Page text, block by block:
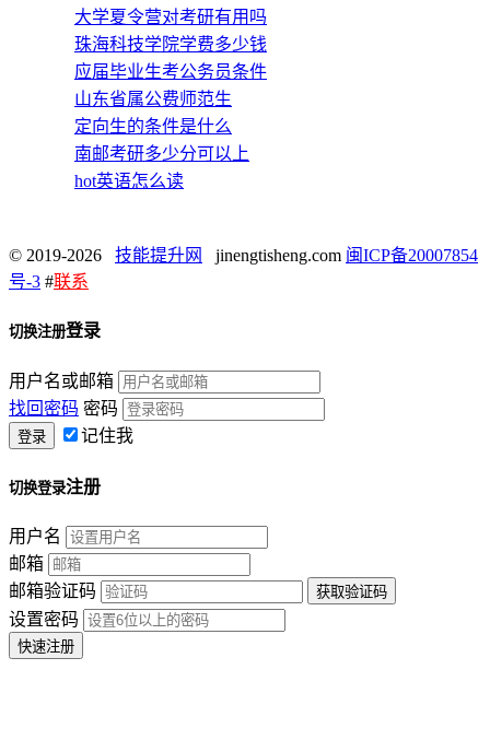
大学夏令营对考研有用吗
珠海科技学院学费多少钱
应届毕业生考公务员条件
山东省属公费师范生
定向生的条件是什么
南邮考研多少分可以上
hot英语怎么读
© 2019-2026 技能提升网 jinengtisheng.com 闽ICP备20007854
号-3 #联系
切换注册登录
用户名或邮箱
找回密码 密码
记住我
切换登录注册
用户名
邮箱
邮箱验证码
设置密码